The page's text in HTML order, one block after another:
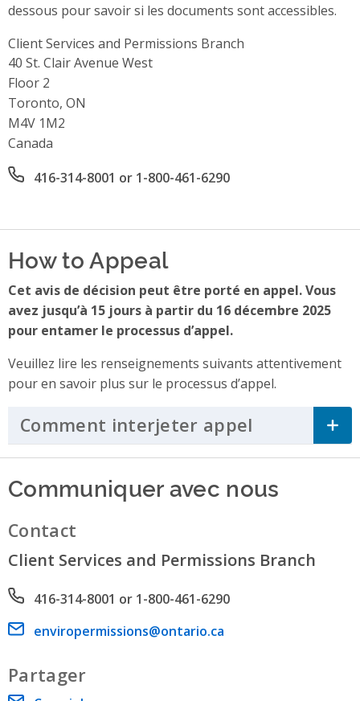
dessous pour savoir si les documents sont accessibles.
Client Services and Permissions Branch
Address
40 St. Clair Avenue West
Floor 2
Toronto, ON
M4V 1M2
Canada
Office phone number
416-314-8001 or 1-800-461-6290
How to Appeal
Cet avis de décision peut être porté en appel. Vous
avez jusqu’à 15 jours à partir du 16 décembre 2025
pour entamer le processus d’appel.
Veuillez lire les renseignements suivants attentivement
pour en savoir plus sur le processus d’appel.
Comment interjeter appel Click to
Communiquer avec nous
Contact
Client Services and Permissions Branch
Phone number
416-314-8001 or 1-800-461-6290
Email address
enviropermissions@ontario.ca
Partager